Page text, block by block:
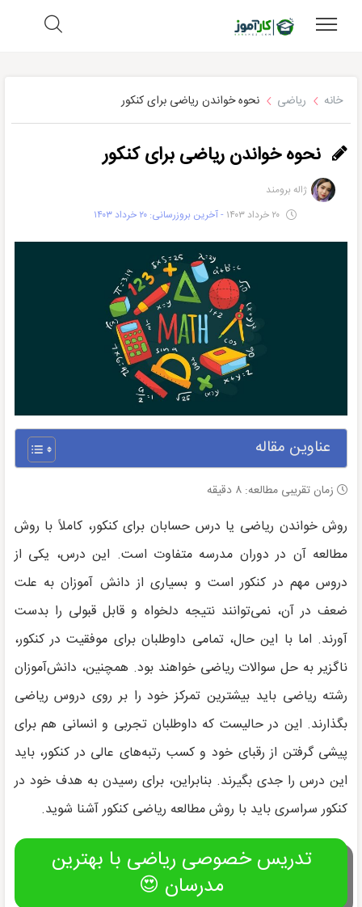
خانه ریاضی نحوه خواندن ریاضی برای کنکور
نحوه خواندن ریاضی برای کنکور
ژاله برومند
- آخرین بروزرسانی: ۲۰ خرداد ۱۴۰۳
عناوین مقاله
زمان تقریبی مطالعه: ۸ دقیقه
روش خواندن ریاضی یا درس حسابان برای کنکور، کاملاً با روش
مطالعه آن در دوران مدرسه متفاوت است. این درس، یکی از
دروس مهم در کنکور است و بسیاری از دانش آموزان به علت
ضعف در آن، نمی‌توانند نتیجه دلخواه و قابل قبولی را بدست
آورند. اما با این حال، تمامی داوطلبان برای موفقیت در کنکور،
ناگزیر به حل سوالات ریاضی خواهند بود. همچنین، دانش‌آموزان
رشته‌ ریاضی باید بیشترین تمرکز خود را بر روی دروس ریاضی
بگذارند. این در حالیست که داوطلبان تجربی و انسانی هم برای
پیشی گرفتن از رقبای خود و کسب رتبه‌های عالی در کنکور، باید
این درس را جدی بگیرند. بنابراین، برای رسیدن به هدف خود در
کنکور سراسری باید با روش مطالعه ریاضی کنکور آشنا شوید.
تدریس خصوصی ریاضی با بهترین
مدرسان 😍